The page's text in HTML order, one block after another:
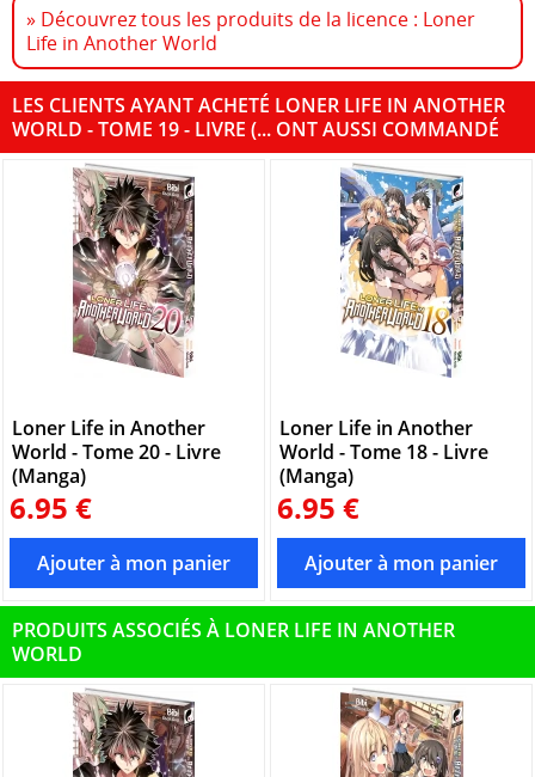
» Découvrez tous les produits de la licence : Loner
Life in Another World
LES CLIENTS AYANT ACHETÉ LONER LIFE IN ANOTHER
WORLD - TOME 19 - LIVRE (... ONT AUSSI COMMANDÉ
Loner Life in Another
World - Tome 20 - Livre
(Manga)
6.95 €
Loner Life in Another
World - Tome 18 - Livre
(Manga)
6.95 €
PRODUITS ASSOCIÉS À LONER LIFE IN ANOTHER
WORLD